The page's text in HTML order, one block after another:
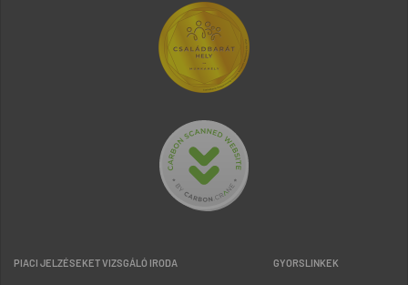
PIACI JELZÉSEKET VIZSGÁLÓ IRODA GYORSLINKEK